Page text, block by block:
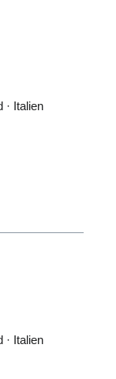
· Italien
· Italien